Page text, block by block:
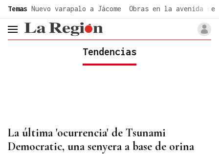
Temas Nuevo varapalo a Jácome Obras en la avenida de
header.menu.open
Tendencias
La última 'ocurrencia' de Tsunami
Democratic, una senyera a base de orina